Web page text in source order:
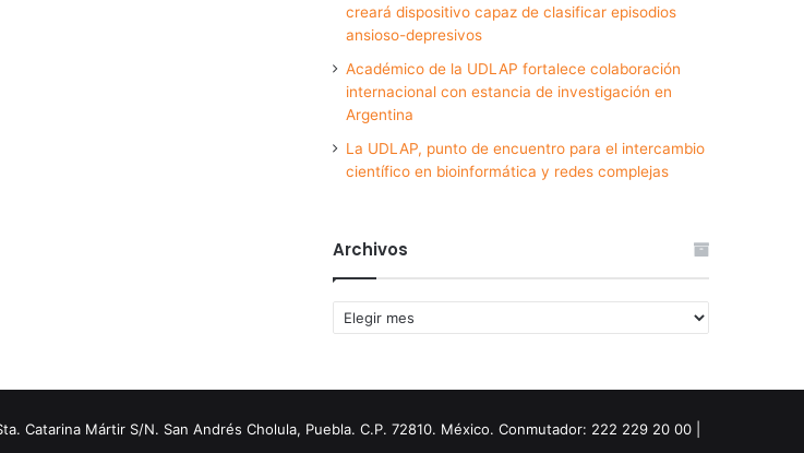
creará dispositivo capaz de clasificar episodios
ansioso-depresivos
Académico de la UDLAP fortalece colaboración
internacional con estancia de investigación en
Argentina
La UDLAP, punto de encuentro para el intercambio
científico en bioinformática y redes complejas
Archivos
Archivos
Catarina Mártir S/N. San Andrés Cholula, Puebla. C.P. 72810. México. Conmutador: 222 229 20 00 |